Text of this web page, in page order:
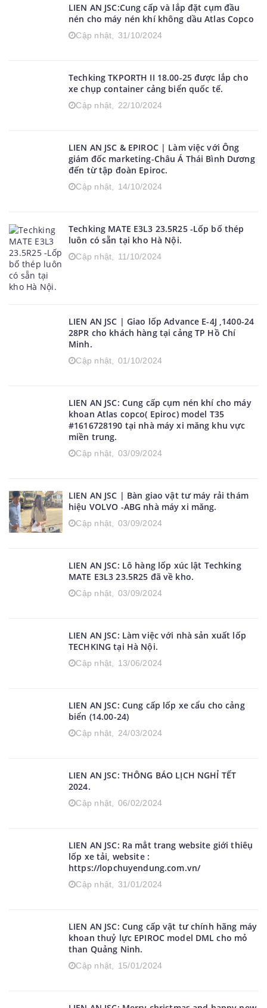
LIEN AN JSC:Cung cấp và lắp đặt cụm đầu
nén cho máy nén khí không dầu Atlas Copco
Cập nhật, 31/10/2024
Techking TKPORTH II 18.00-25 được lắp cho
xe chụp container cảng biển quốc tế.
Cập nhật, 22/10/2024
LIEN AN JSC & EPIROC | Làm việc với Ông
giám đốc marketing-Châu Á Thái Bình Dương
đến từ tập đoàn Epiroc.
Cập nhật, 14/10/2024
Techking MATE E3L3 23.5R25 -Lốp bố thép
luôn có sẵn tại kho Hà Nội.
Cập nhật, 11/10/2024
LIEN AN JSC | Giao lốp Advance E-4J ,1400-24
28PR cho khách hàng tại cảng TP Hồ Chí
Minh.
Cập nhật, 01/10/2024
LIEN AN JSC: Cung cấp cụm nén khí cho máy
khoan Atlas copco( Epiroc) model T35
#1616728190 tại nhà máy xi măng khu vực
miền trung.
Cập nhật, 03/09/2024
LIEN AN JSC | Bàn giao vật tư máy rải thám
hiệu VOLVO -ABG nhà máy xi măng.
Cập nhật, 03/09/2024
LIEN AN JSC: Lô hàng lốp xúc lật Techking
MATE E3L3 23.5R25 đã về kho.
Cập nhật, 03/09/2024
LIEN AN JSC: Làm việc với nhà sản xuất lốp
TECHKING tại Hà Nội.
Cập nhật, 13/06/2024
LIEN AN JSC: Cung cấp lốp xe cẩu cho cảng
biển (14.00-24)
Cập nhật, 24/03/2024
LIEN AN JSC: THÔNG BÁO LỊCH NGHỈ TẾT
2024.
Cập nhật, 06/02/2024
LIEN AN JSC: Ra mẳt trang website giới thiêụ
lốp xe tải, website :
https://lopchuyendung.com.vn/
Cập nhật, 31/01/2024
LIEN AN JSC: Cung cấp vật tư chính hãng máy
khoan thuỷ lực EPIROC model DML cho mỏ
than Quảng Ninh.
Cập nhật, 15/01/2024